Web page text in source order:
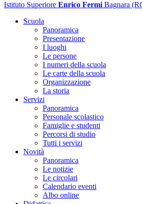
Istituto Superiore Enrico Fermi Bagnara
Scuola
Panoramica
Presentazione
I luoghi
Le persone
I numeri della scuola
Le carte della scuola
Organizzazione
La storia
Servizi
Panoramica
Personale scolastico
Famiglie e studenti
Percorsi di studio
Tutti i servizi
Novità
Panoramica
Le notizie
Le circolari
Calendario eventi
Albo online